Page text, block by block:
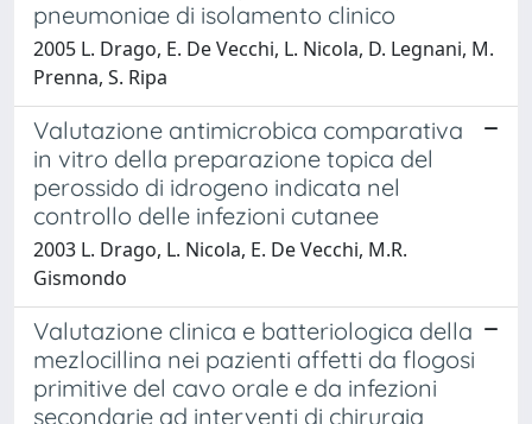
pneumoniae di isolamento clinico
2005 L. Drago, E. De Vecchi, L. Nicola, D. Legnani, M.
Prenna, S. Ripa
Valutazione antimicrobica comparativa
in vitro della preparazione topica del
perossido di idrogeno indicata nel
controllo delle infezioni cutanee
2003 L. Drago, L. Nicola, E. De Vecchi, M.R.
Gismondo
Valutazione clinica e batteriologica della
mezlocillina nei pazienti affetti da flogosi
primitive del cavo orale e da infezioni
secondarie ad interventi di chirurgia